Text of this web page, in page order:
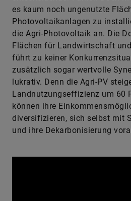
die Agri-Photovoltaik an. Die
Flächen für Landwirtschaft
führt zu keiner
zusätzlich sogar wertvolle
lukrativ. Denn die Agri-PV
Landnutzungseffizienz um 60
können ihre
diversifizieren, sich selbst mit
und ihre Dekarbonisierung